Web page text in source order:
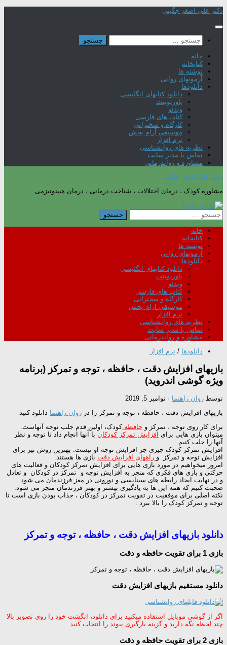
Skip
content
دکتر علی اصغر چگینی
جستجو
برای:
خانه
کتابخانه
نوشته ها
آزمونهای روانی
دانلودها
دانلود کتابهای انگلیسی
پاورپوینت
ویدئو
کتاب های فارسی
کارگاه و سخنرانی
موسیقی آرام بخش
نرم افزار
نظریه های روانشناسی
تماس با مدیر سایت
مشاوره و رواندرمانی
دکتر علی اصغر چگینی
مشاوره کودک ، درمان اختلالات ، شناخت درمانی ، درمان هیپنوتیزمی
جستجو
برای:
خانه
کتابخانه
نوشته ها
آزمونهای روانی
دانلودها
دانلود کتابهای انگلیسی
پاورپوینت
ویدئو
کتاب های فارسی
کارگاه و سخنرانی
موسیقی آرام بخش
نرم افزار
نظریه های روانشناسی
تماس با مدیر سایت
مشاوره و رواندرمانی
دانلودها / نرم افزار
بازیهای افزایش دقت ، حافظه ، توجه و تمرکز (برنامه
ویژه گوشی اندروید)
توسط روان راهنما · نوامبر 5, 2019
بازیهای افزایش دقت ، حافظه ، توجه و تمرکز را در روان راهنما دانلود کنید
برای کار روی توجه ، تمرکز و حافظه کودک، اولین قدم جلب توجه آنهاست.
میتوان بازی هایی برای افزایش تمرکز کودکان با آنها انجام داد تا توجه و نظر
آنها را جلب کنیم.
افزایش تمرکز کودک چیزی جز افزایش توجه او نیست. بهترین روش نیز برای
افزایش توجه و تمرکز و راههای افزایش دقت بازی ها هستند.
امروز میخواهیم در مورد بازی هایی برای افزایش تمرکز کودکان و فعالیت های
حرکتی و بازی های فکری که منجر به افزایش توجه و تمرکز در کودکان و تعادل
و در نهایت ایجاد رابطه های سیناپسی و نورونی در مغز فرزندمان می شود
صحبت کنیم که همه این ها به یادگیری بیشتر و بهتر فرزندمان منجر می شود.
نکته اصلی برای موفقیت در تقویت تمرکز در کودکان ، جذاب بودن بازی است تا
توجه و تمرکز کودک را بالا ببرد .
دانلود بازیهای افزایش دقت ، حافظه ، توجه و تمرکز
بازی 1 برای تقویت حافظه و دقت
دانلود مستقیم بازیهای افزایش دقت
اگر از گوشی موبایل استفاده میکنید برای دانلود، انگشت خود را روی تصویر بالا
چند لحظه نگه دارید و گزینه بارگیری پیوند را انتخاب کنید
بازی 2 برای تقویت حافظه و دقت